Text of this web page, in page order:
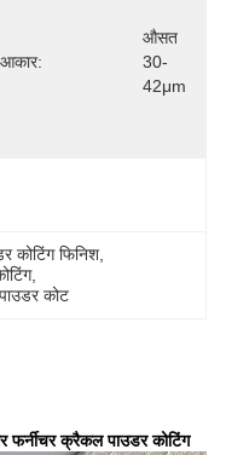
औसत
30-
42μm
कोटिंग फिनिश
,
कोट
फर्नीचर क्रैकल पाउडर कोटिंग